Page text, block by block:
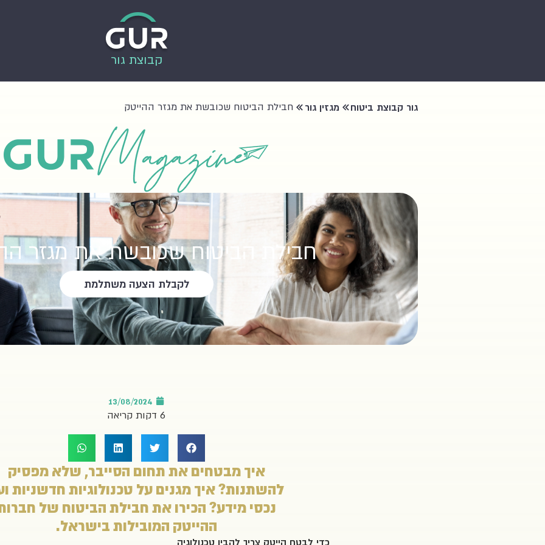
קבוצת גור
גור קבוצת ביטוח מגזין גור חבילת הביטוח שכובשת את מגזר ההייטק
חבילת הביטוח שכובשת את מגזר
לקבלת הצעה משתלמת
13/08/2024
6 דקות קריאה
איך מבטחים את תחום הסייבר, שלא מפסיק
להשתנות? איך מגנים על טכנולוגיות חדשניות
נכסי מידע? הכירו את חבילת הביטוח של
ההייטק המובילות בישראל.
כדי לבטח הייטק צריך להבין טכנולוגיה